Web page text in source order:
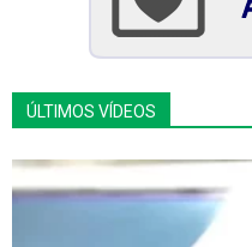
ÚLTIMOS VÍDEOS